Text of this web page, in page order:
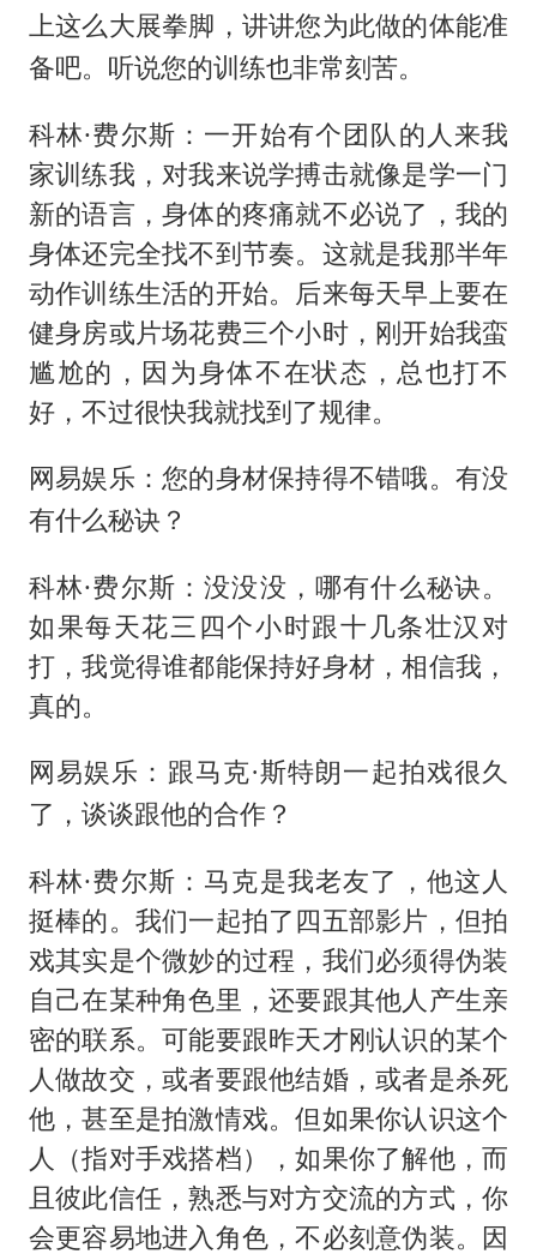
上这么大展拳脚，讲讲您为此做的体能准
备吧。听说您的训练也非常刻苦。
科林·费尔斯：一开始有个团队的人来我
家训练我，对我来说学搏击就像是学一门
新的语言，身体的疼痛就不必说了，我的
身体还完全找不到节奏。这就是我那半年
动作训练生活的开始。后来每天早上要在
健身房或片场花费三个小时，刚开始我蛮
尴尬的，因为身体不在状态，总也打不
好，不过很快我就找到了规律。
网易娱乐：您的身材保持得不错哦。有没
有什么秘诀？
科林·费尔斯：没没没，哪有什么秘诀。
如果每天花三四个小时跟十几条壮汉对
打，我觉得谁都能保持好身材，相信我，
真的。
网易娱乐：跟马克·斯特朗一起拍戏很久
了，谈谈跟他的合作？
科林·费尔斯：马克是我老友了，他这人
挺棒的。我们一起拍了四五部影片，但拍
戏其实是个微妙的过程，我们必须得伪装
自己在某种角色里，还要跟其他人产生亲
密的联系。可能要跟昨天才刚认识的某个
人做故交，或者要跟他结婚，或者是杀死
他，甚至是拍激情戏。但如果你认识这个
人（指对手戏搭档），如果你了解他，而
且彼此信任，熟悉与对方交流的方式，你
会更容易地进入角色，不必刻意伪装。因